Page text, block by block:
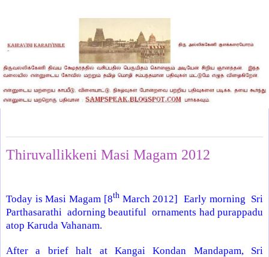
Thiruvallikkeni Masi Magam 2012
Today is Masi Magam [8thMarch 2012] Early morning Sri
Parthasarathi adorning beautiful ornaments had purappadu
atop Karuda Vahanam.
After a brief halt at Kangai Kondan Mandapam, Sri